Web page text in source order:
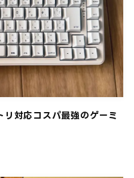
リ対応コスパ最強のゲーミ